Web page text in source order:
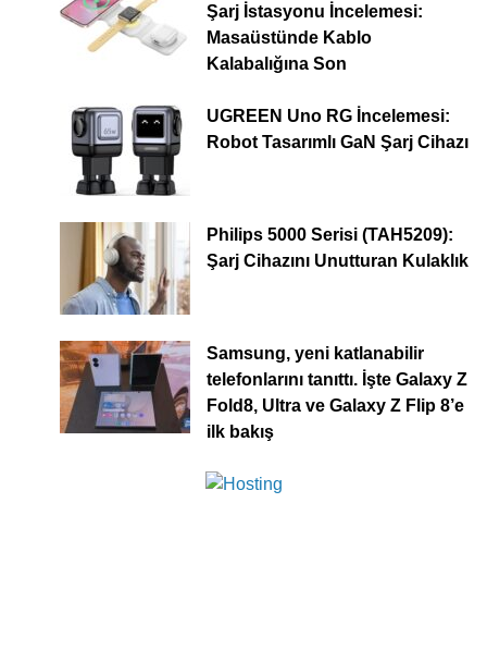
Şarj İstasyonu İncelemesi:
Masaüstünde Kablo
Kalabalığına Son
UGREEN Uno RG İncelemesi:
Robot Tasarımlı GaN Şarj Cihazı
Philips 5000 Serisi (TAH5209):
Şarj Cihazını Unutturan Kulaklık
Samsung, yeni katlanabilir
telefonlarını tanıttı. İşte Galaxy Z
Fold8, Ultra ve Galaxy Z Flip 8’e
ilk bakış